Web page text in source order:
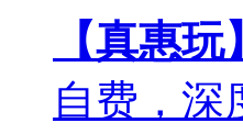
【真惠
自费，深